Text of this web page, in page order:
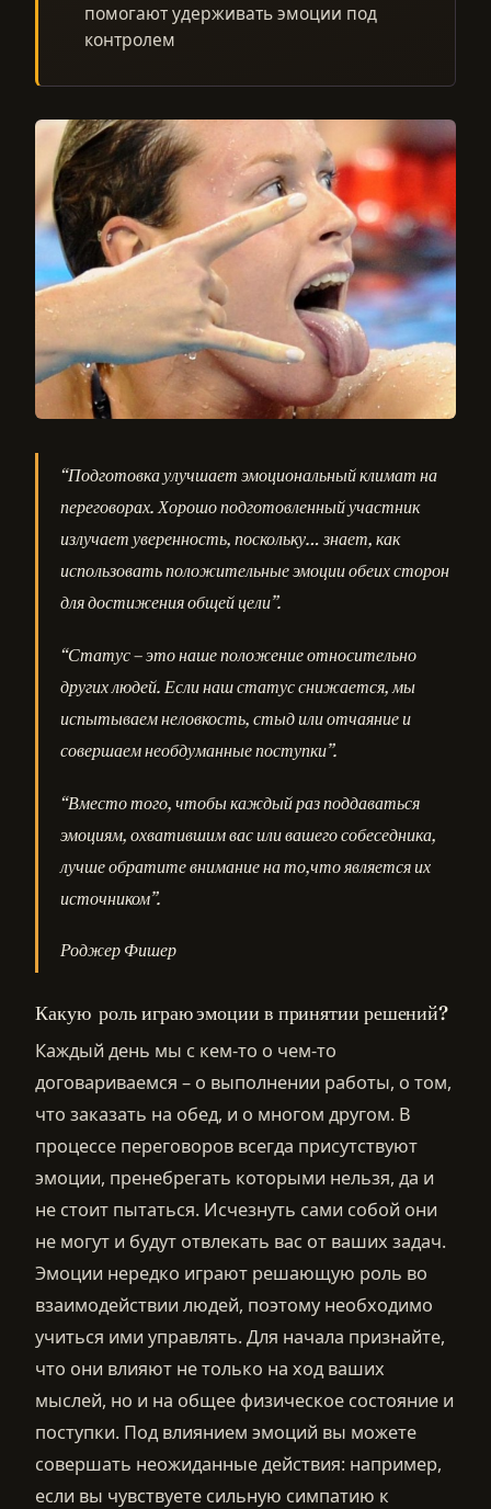
помогают удерживать эмоции под
контролем
“Подготовка улучшает эмоциональный климат на
переговорах. Хорошо подготовленный участник
излучает уверенность, поскольку… знает, как
использовать положительные эмоции обеих сторон
для достижения общей цели”.
“Статус – это наше положение относительно
других людей. Если наш статус снижается, мы
испытываем неловкость, стыд или отчаяние и
совершаем необдуманные поступки”.
“Вместо того, чтобы каждый раз поддаваться
эмоциям, охватившим вас или вашего собеседника,
лучше обратите внимание на то,что является их
источником”.
Роджер Фишер
Какую роль играю эмоции в принятии решений?
Каждый день мы с кем-то о чем-то
договариваемся – о выполнении работы, о том,
что заказать на обед, и о многом другом. В
процессе переговоров всегда присутствуют
эмоции, пренебрегать которыми нельзя, да и
не стоит пытаться. Исчезнуть сами собой они
не могут и будут отвлекать вас от ваших задач.
Эмоции нередко играют решающую роль во
взаимодействии людей, поэтому необходимо
учиться ими управлять. Для начала признайте,
что они влияют не только на ход ваших
мыслей, но и на общее физическое состояние и
поступки. Под влиянием эмоций вы можете
совершать неожиданные действия: например,
если вы чувствуете сильную симпатию к